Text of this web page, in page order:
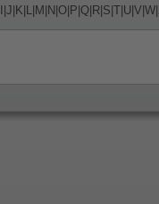
J K L M N O P Q R S T U V W